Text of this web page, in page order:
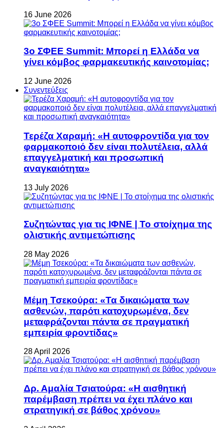
16 June 2026
3ο ΣΦΕΕ Summit: Μπορεί η Ελλάδα να
γίνει κόμβος φαρμακευτικής καινοτομίας;
12 June 2026
Συνεντεύξεις
Τερέζα Χαραμή: «Η αυτοφροντίδα για τον
φαρμακοποιό δεν είναι πολυτέλεια, αλλά
επαγγελματική και προσωπική
αναγκαιότητα»
13 July 2026
Συζητώντας για τις ΙΦΝΕ | Το στοίχημα της
ολιστικής αντιμετώπισης
28 May 2026
Μέμη Τσεκούρα: «Τα δικαιώματα των
ασθενών, παρότι κατοχυρωμένα, δεν
μεταφράζονται πάντα σε πραγματική
εμπειρία φροντίδας»
28 April 2026
Δρ. Αμαλία Τσιατούρα: «Η αισθητική
παρέμβαση πρέπει να έχει πλάνο και
στρατηγική σε βάθος χρόνου»